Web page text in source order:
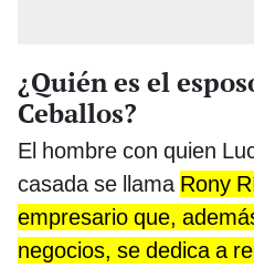
¿Quién es el
Ceballos?
El hombre con quien
casada se llama Rony
empresario que,
negocios, se dedica a